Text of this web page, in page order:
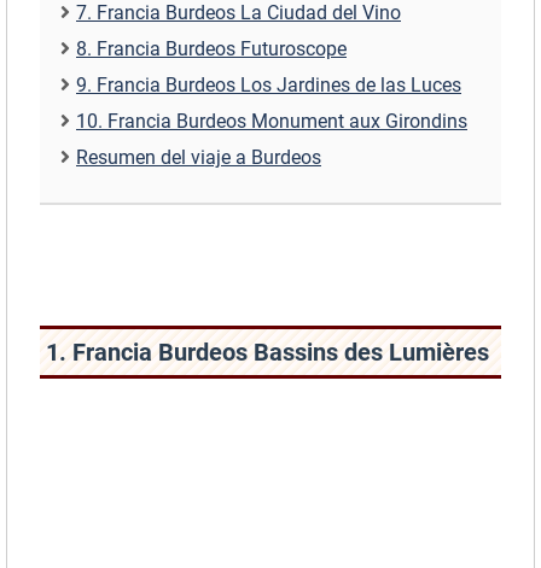
7. Francia Burdeos La Ciudad del Vino
8. Francia Burdeos Futuroscope
9. Francia Burdeos Los Jardines de las Luces
10. Francia Burdeos Monument aux Girondins
Resumen del viaje a Burdeos
1. Francia Burdeos Bassins des Lumières